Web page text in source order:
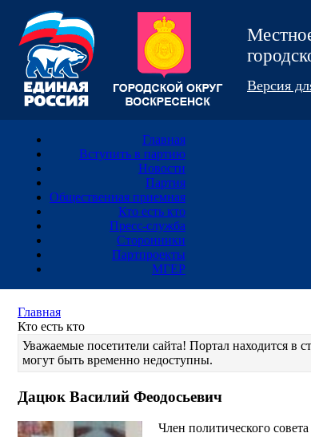
Версия
Главная
Вступить в партию
Новости
Партия
Общественная приемная
Кто есть кто
Пресс-служба
Сторонники
Партпроекты
МГЕР
Главная
Кто есть кто
Уважаемые посетители сайта! Портал находится в
могут быть временно недоступны.
Дацюк Василий Феодосьевич
Член политического